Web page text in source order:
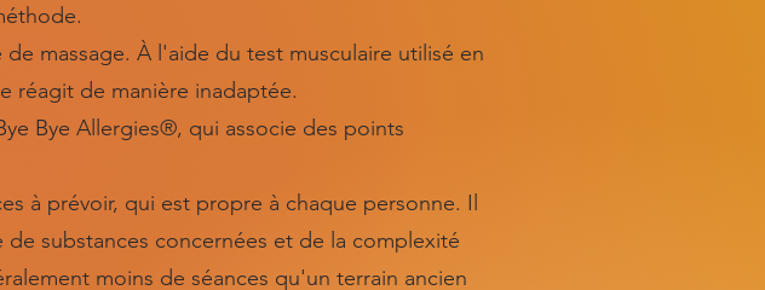
massage. À l'aide du test musculaire utilisé en
réagit de manière inadaptée.
Bye Allergies®, qui associe des points
à prévoir, qui est propre à chaque personne. Il
substances concernées et de la complexité
moins de séances qu'un terrain ancien